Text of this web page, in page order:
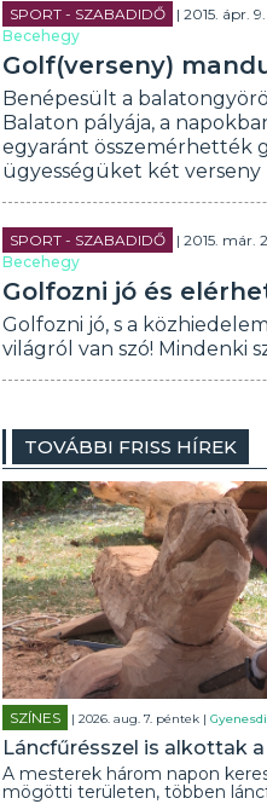
SPORT - SZABADIDŐ | 2015. ápr.
Becehegy
Golf(verseny)
Benépesült a
Balaton pályája, a
egyaránt összemérhették
ügyességüket két
SPORT - SZABADIDŐ | 2015. már.
Becehegy
Golfozni jó és
Golfozni jó, s a
világról van szó! Mindenki
TOVÁBBI FRISS HÍREK
SZÍNES | 2026. aug. 7. péntek |
Láncfűrésszel is alkottak
A mesterek három napon
mögötti területen, többen